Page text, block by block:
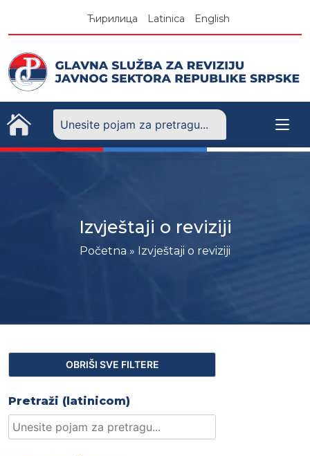
Ћирилица Latinica English
Izvještaji o reviziji
Početna » Izvještaji o reviziji
Pretraži (latinicom)